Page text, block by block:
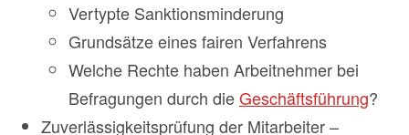
Vertypte Sanktionsminderung
Grundsätze eines fairen Verfahrens
Welche Rechte haben Arbeitnehmer bei
Befragungen durch dieGeschäftsführung?
Zuverlässigkeitsprüfung der Mitarbeiter –